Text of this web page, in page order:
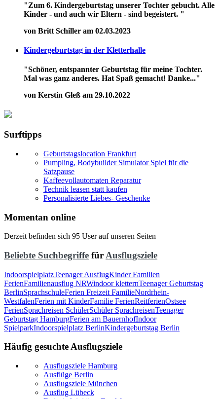
"Zum 6. Kindergeburtstag unserer Tochter gebucht. Alle
Kinder - und auch wir Eltern - sind begeistert. "
von Britt Schiller am 02.03.2023
Kindergeburtstag in der Kletterhalle
"Schöner, entspannter Geburtstag für meine Tochter.
Mal was ganz anderes. Hat Spaß gemacht! Danke..."
von Kerstin Gleß am 29.10.2022
Surftipps
Geburtstagslocation Frankfurt
Pumpling, Bodybuilder Simulator Spiel für die
Satzpause
Kaffeevollautomaten Reparatur
Technik leasen statt kaufen
Personalisierte Liebes- Geschenke
Momentan online
Derzeit befinden sich 95 User auf unseren Seiten
Beliebte Suchbegriffe für Ausflugsziele
IndoorspielplatzTeenager AusflugKinder Familien
FerienFamilienausflug NRWindoor kletternTeenager Geburtstag
BerlinSprachschuleFerien Freizeit FamilieNordrhein-
WestfalenFerien mit KinderFamilie FerienReitferienOstsee
FerienSprachreisen SchülerSchüler SprachreisenTeenager
Geburtstag HamburgFerien am BauernhofIndoor
SpielparkIndoorspielplatz BerlinKindergeburtstag Berlin
Häufig gesuchte Ausflugsziele
Ausflugsziele Hamburg
Ausflüge Berlin
Ausflugsziele München
Ausflug Lübeck